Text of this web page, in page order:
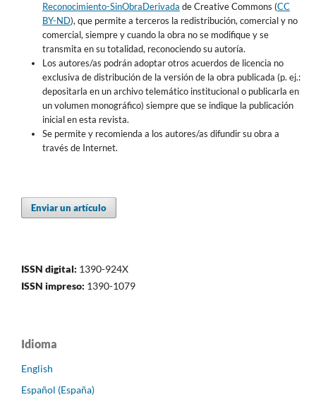
Reconocimiento-SinObraDerivada de Creative Commons (CC
BY-ND), que permite a terceros la redistribución, comercial y no
comercial, siempre y cuando la obra no se modifique y se
transmita en su totalidad, reconociendo su autoría.
Los autores/as podrán adoptar otros acuerdos de licencia no
exclusiva de distribución de la versión de la obra publicada (p. ej.:
depositarla en un archivo telemático institucional o publicarla en
un volumen monográfico) siempre que se indique la publicación
inicial en esta revista.
Se permite y recomienda a los autores/as difundir su obra a
través de Internet.
Enviar un artículo
ISSN digital: 1390-924X
ISSN impreso: 1390-1079
Idioma
English
Español (España)